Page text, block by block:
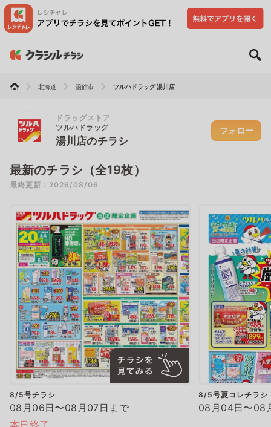
北海道 函館市 ツルハドラッグ 湯川店
ドラッグストア
ツルハドラッグ
湯川店のチラシ
フォロー
最新のチラシ（全19枚）
最終更新：2026/08/06
8/5号チラシ
08月06日〜08月07日まで
本日終了
8/5号夏コレチラシ
08月04日〜08